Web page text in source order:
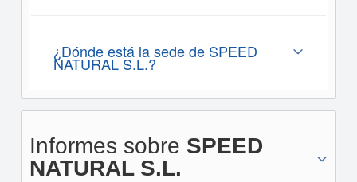
¿Dónde está la sede de SPEED
NATURAL S.L.?
Informes sobre SPEED
NATURAL S.L.